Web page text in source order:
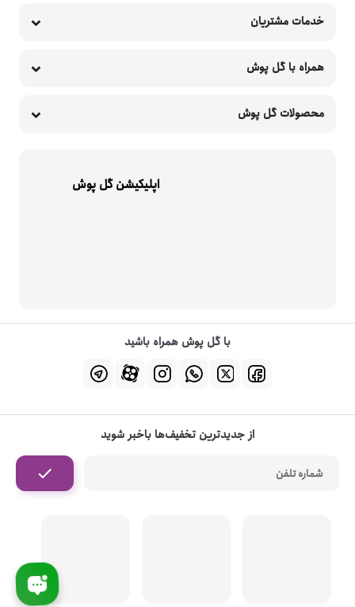
خدمات مشتریان
همراه با گل پوش
محصولات گل پوش
اپلیکیشن گل پوش
با گل پوش همراه باشید
از جدیدترین تخفیف‌ها باخبر شوید